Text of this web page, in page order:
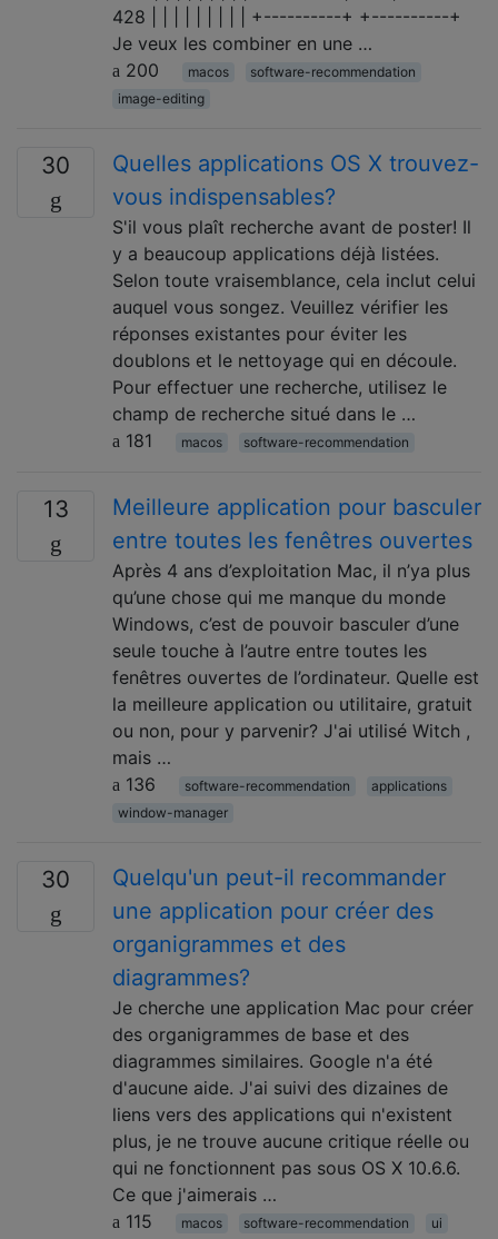
428 | | | | | | | | | +----------+ +----------+
Je veux les combiner en une …
200
macos
software-recommendation
image-editing
30
Quelles applications OS X trouvez-
vous indispensables?
S'il vous plaît recherche avant de poster! Il
y a beaucoup applications déjà listées.
Selon toute vraisemblance, cela inclut celui
auquel vous songez. Veuillez vérifier les
réponses existantes pour éviter les
doublons et le nettoyage qui en découle.
Pour effectuer une recherche, utilisez le
champ de recherche situé dans le …
181
macos software-recommendation
13
Meilleure application pour basculer
entre toutes les fenêtres ouvertes
Après 4 ans d’exploitation Mac, il n’ya plus
qu’une chose qui me manque du monde
Windows, c’est de pouvoir basculer d’une
seule touche à l’autre entre toutes les
fenêtres ouvertes de l’ordinateur. Quelle est
la meilleure application ou utilitaire, gratuit
ou non, pour y parvenir? J'ai utilisé Witch ,
mais …
136
software-recommendation
applications
window-manager
30
Quelqu'un peut-il recommander
une application pour créer des
organigrammes et des
diagrammes?
Je cherche une application Mac pour créer
des organigrammes de base et des
diagrammes similaires. Google n'a été
d'aucune aide. J'ai suivi des dizaines de
liens vers des applications qui n'existent
plus, je ne trouve aucune critique réelle ou
qui ne fonctionnent pas sous OS X 10.6.6.
Ce que j'aimerais …
115
macos software-recommendation
ui